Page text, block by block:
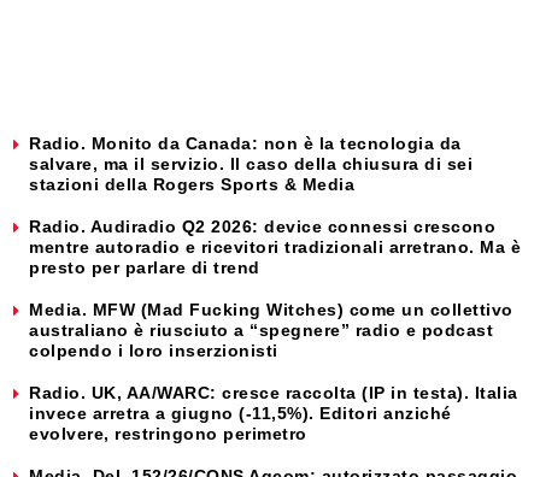
Radio. Monito da Canada: non è la tecnologia da
salvare, ma il servizio. Il caso della chiusura di sei
stazioni della Rogers Sports & Media
Radio. Audiradio Q2 2026: device connessi crescono
mentre autoradio e ricevitori tradizionali arretrano. Ma è
presto per parlare di trend
Media. MFW (Mad Fucking Witches) come un collettivo
australiano è riusciuto a “spegnere” radio e podcast
colpendo i loro inserzionisti
Radio. UK, AA/WARC: cresce raccolta (IP in testa). Italia
invece arretra a giugno (-11,5%). Editori anziché
evolvere, restringono perimetro